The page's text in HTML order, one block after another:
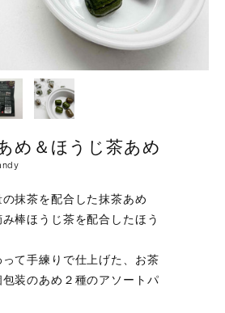
め＆ほうじ茶あめ
抹茶を配合した抹茶あめ
棒ほうじ茶を配合したほう
て手練りで仕上げた、お茶
装のあめ２種のアソートパ